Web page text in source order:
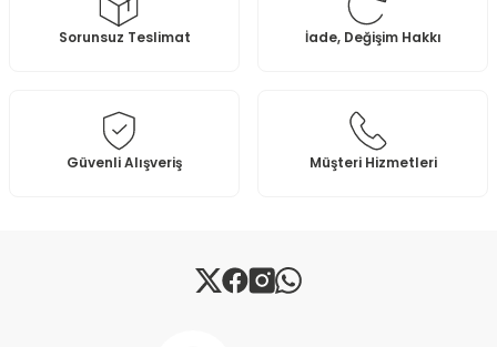
Ürün resmi kalitesiz, bozuk veya görüntülenemiyor.
Ürün açıklamasında eksik bilgiler bulunuyor.
Bu ürüne benzer farklı alternatifler olmalı.
Gönder
Sorunsuz Teslimat İade, Değişim Hakkı
Güvenli Alışveriş Müşteri Hizmetleri